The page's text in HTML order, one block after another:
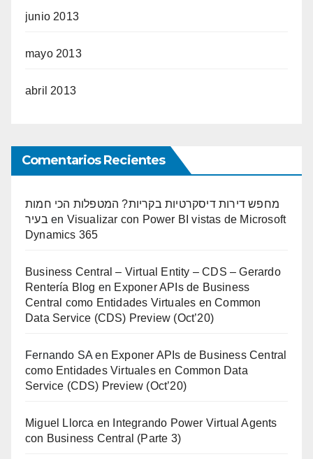
junio 2013
mayo 2013
abril 2013
Comentarios Recientes
מחפש דירות דיסקרטיות בקריות? המטפלות הכי חמות
בעיר en Visualizar con Power BI vistas de Microsoft
Dynamics 365
Business Central – Virtual Entity – CDS – Gerardo
Rentería Blog en Exponer APIs de Business
Central como Entidades Virtuales en Common
Data Service (CDS) Preview (Oct’20)
Fernando SA en Exponer APIs de Business Central
como Entidades Virtuales en Common Data
Service (CDS) Preview (Oct’20)
Miguel Llorca en
Integrando Power Virtual Agents
con Business Central (Parte 3)